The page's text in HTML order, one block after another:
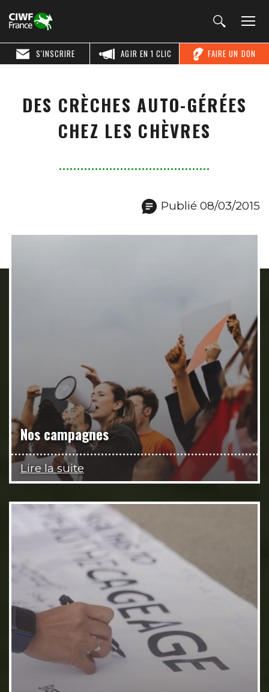
FAIRE UN DON
AGIR EN 1 CLIC
S'INSCRIRE
DES CRÈCHES AUTO-GÉRÉES
CHEZ LES CHÈVRES
Publié 08/03/2015
Nos campagnes
Lire la suite